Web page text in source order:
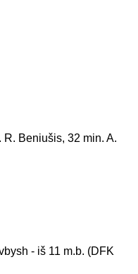
Beniušis, 32 min. A.
- iš 11 m.b. (DFK